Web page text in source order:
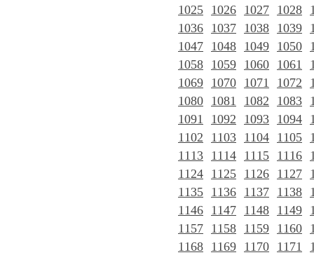
1025 1026 1027 1028
1036 1037 1038 1039
1047 1048 1049 1050
1058 1059 1060 1061
1069 1070 1071 1072
1080 1081 1082 1083
1091
1092 1093 1094
1102
1103 1104 1105
1113 1114 1115 1116
1124 1125 1126 1127
1135 1136 1137 1138
1146 1147 1148 1149
1157 1158 1159 1160
1168 1169 1170 1171